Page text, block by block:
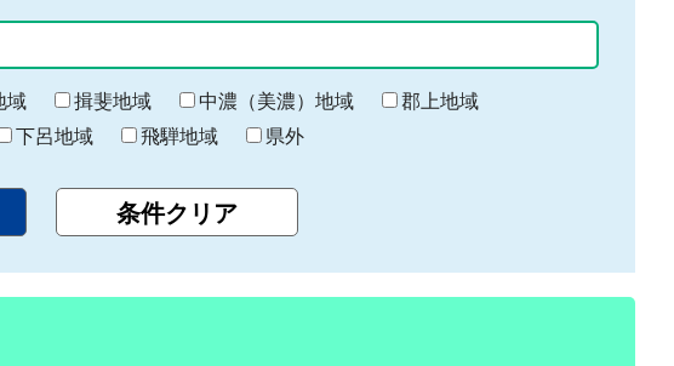
域 揖斐地域 中濃（美濃）地域
郡上地域
下呂地域 飛騨地域 県外